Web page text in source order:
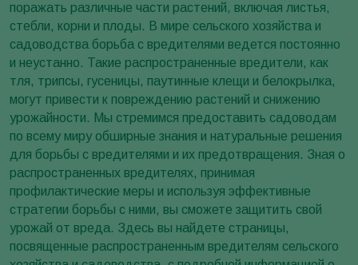
поражать различные части растений, включая листья,
стебли, корни и плоды. В мире сельского хозяйства и
садоводства борьба с вредителями ведется постоянно
и неустанно. Такие распространенные вредители, как
тля, трипсы, гусеницы, паутинные клещи и белокрылка,
могут привести к повреждению растений и снижению
урожайности. Мы стремимся предоставить садоводам
по всему миру обширные знания и натуральные решения
для борьбы с вредителями и их предотвращения. Зная о
распространенных вредителях, принимая
профилактические меры и используя эффективные
стратегии борьбы с ними, вы сможете защитить свой
урожай от вреда. Здесь вы найдете страницы,
посвященные распространенным вредителям сельского